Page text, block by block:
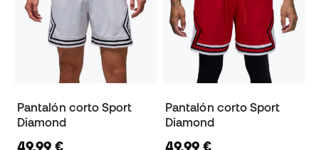
Pantalón corto Sport
Diamond
49,99 €
Pantalón corto Sport
Diamond
49,99 €